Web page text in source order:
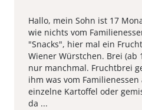
Hallo, mein Sohn ist 17
wie nichts vom
"Snacks", hier mal ein
Wiener Würstchen. Brei (ab
nur manchmal. Fruchtbrei
ihm was vom
einzelne Kartoffel oder
da ...